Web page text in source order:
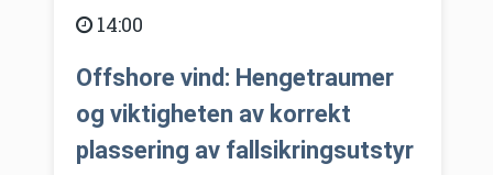
14:00
Offshore vind: Hengetraumer
og viktigheten av korrekt
plassering av fallsikringsutstyr